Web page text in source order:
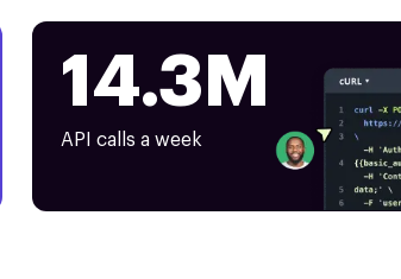
14.3M
API calls a week